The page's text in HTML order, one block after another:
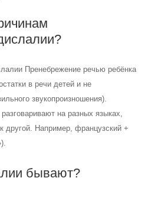
Пренебрежение речью ребёнка
в речи детей и не
звукопроизношения).
на разных языках,
другой. Например, французский +
бывают?